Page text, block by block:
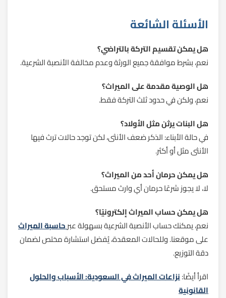
الأسئلة الشائعة
هل يمكن تقسيم التركة بالتراضي؟
نعم، بشرط موافقة جميع الورثة وعدم مخالفة الأنصبة الشرعية.
هل الوصية مقدمة على الميراث؟
نعم، ولكن في حدود ثلث التركة فقط.
هل البنات يرثن مثل الأولاد؟
في حالة الأبناء: الذكر ضعف الأنثى، لكن توجد حالات ترث فيها
الأنثى مثل أو أكثر.
هل يمكن حرمان أحد من الميراث؟
لا، لا يجوز شرعًا حرمان أي وارث مستحق.
هل يمكن حساب الميراث إلكترونيًا؟
نعم، يمكنك حساب الأنصبة الشرعية بسهولة عبرحاسبة الميراث
على موقعنا. وللحالات المعقدة، يُفضل استشارة مختص لضمان
دقة التوزيع.
اقرأ أيضًا:نزاعات الميراث في السعودية: الأسباب والحلول
القانونية